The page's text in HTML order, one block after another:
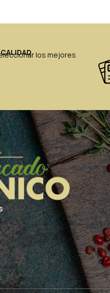
los mejores